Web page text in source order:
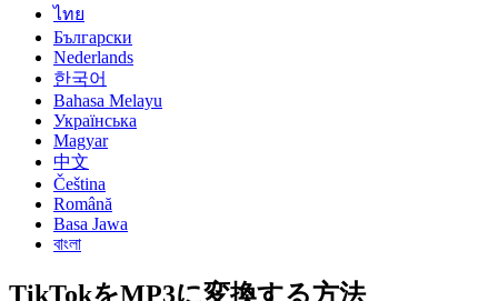
ไทย
Български
Nederlands
한국어
Bahasa Melayu
Українська
Magyar
中文
Čeština
Română
Basa Jawa
বাংলা
TikTokをMP3に変換する方法